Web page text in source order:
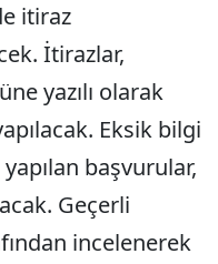
itiraz
İtirazlar,
yazılı olarak
Eksik bilgi
başvurular,
Geçerli
incelenerek